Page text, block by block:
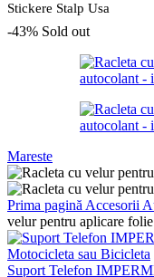
Stickere Stalp Usa
-43% Sold out
Mareste
Prima pagină Accesorii
velur pentru aplicare
Suport Telefon